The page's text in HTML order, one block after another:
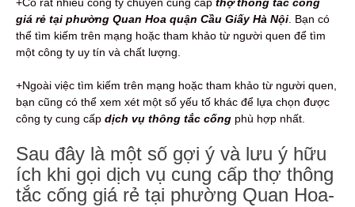
giá rẻ tại phường Quan Hoa quận Cầu Giấy Hà Nội . Bạn có
thể tìm kiếm trên mạng hoặc tham khảo từ người quen để tìm
một công ty uy tín và chất lượng.
+Ngoài việc tìm kiếm trên mạng hoặc tham khảo từ người quen,
bạn cũng có thể xem xét một số yếu tố khác để lựa chọn được
công ty cung cấp dịch vụ thông tắc cống phù hợp nhất.
Sau đây là một số gợi ý và lưu ý hữu
ích khi gọi dịch vụ cung cấp thợ thông
tắc cống giá rẻ tại phường Quan Hoa-